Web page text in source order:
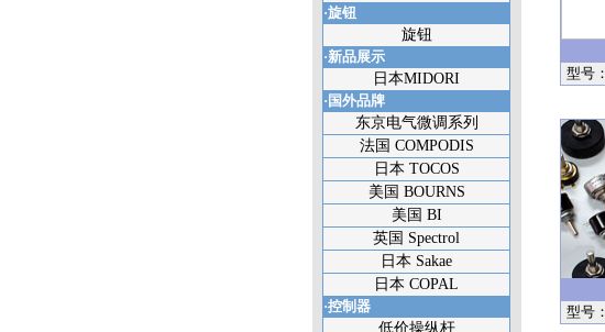
·旋钮
旋钮
·新品展示
日本MIDORI
·国外品牌
东京电气微调系列
法国 COMPODIS
日本 TOCOS
美国 BOURNS
美国 BI
英国 Spectrol
日本 Sakae
日本 COPAL
·控制器
低价操纵杆
型号：
型号：